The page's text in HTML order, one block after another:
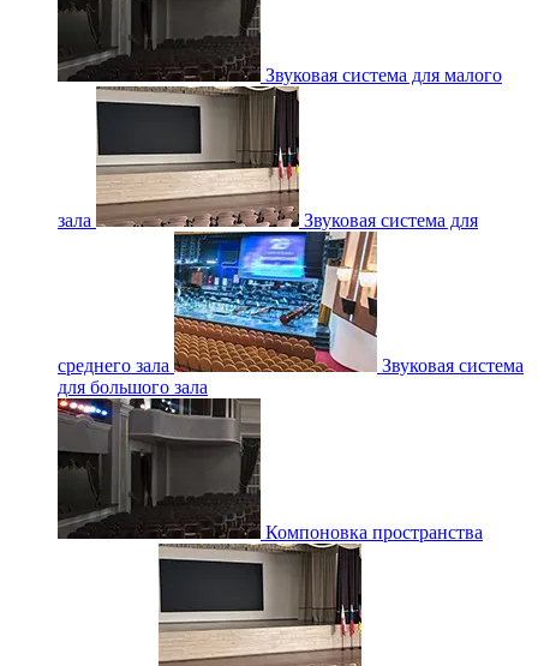
Звуковая система для малого
зала Звуковая система для
среднего зала
Звуковая система
для большого зала
Компоновка пространства